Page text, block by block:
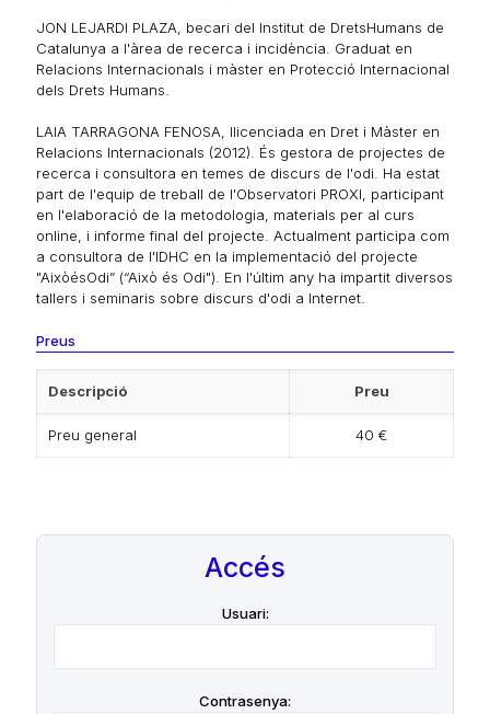
JON LEJARDI PLAZA, becari del Institut de DretsHumans de
Catalunya a l'àrea de recerca i incidència. Graduat en
Relacions Internacionals i màster en Protecció Internacional
dels Drets Humans.
LAIA TARRAGONA FENOSA, llicenciada en Dret i Màster en
Relacions Internacionals (2012). És gestora de projectes de
recerca i consultora en temes de discurs de l'odi. Ha estat
part de l'equip de treball de l'Observatori PROXI, participant
en l'elaboració de la metodologia, materials per al curs
online, i informe final del projecte. Actualment participa com
a consultora de l'IDHC en la implementació del projecte
"AixòésOdi” (“Això és Odi"). En l'últim any ha impartit diversos
tallers i seminaris sobre discurs d'odi a Internet.
Preus
Descripció Preu
Preu general 40 €
Accés
Usuari:
Contrasenya: